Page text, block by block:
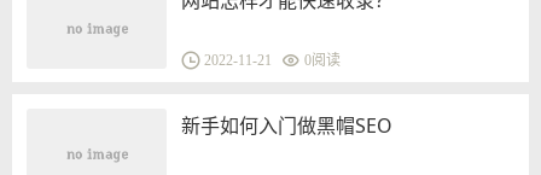
2022-11-21 0阅读
新手如何入门做黑帽SEO